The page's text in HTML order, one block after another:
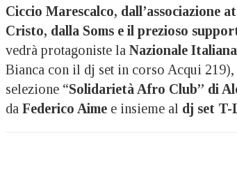
Ciccio Marescalco, dall’associazione
Cristo, dalla Soms e il prezioso
vedrà protagoniste la Nazionale
Bianca con il dj set in corso Acqui 219),
selezione “Solidarietà Afro Club” di
da Federico Aime e insieme al dj set T-